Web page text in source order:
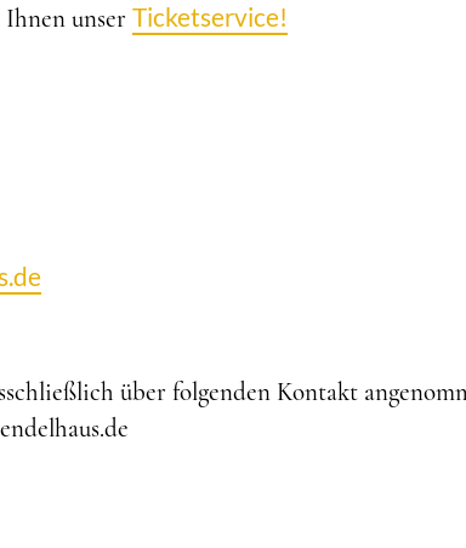
unser Ticketservice!
über folgenden Kontakt